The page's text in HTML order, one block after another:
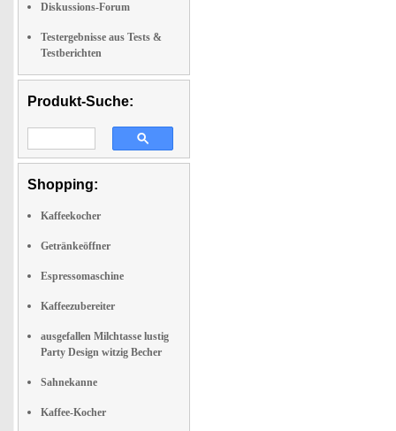
Diskussions-Forum
Testergebnisse aus Tests &
Testberichten
Produkt-Suche:
Shopping:
Kaffeekocher
Getränkeöffner
Espressomaschine
Kaffeezubereiter
ausgefallen Milchtasse lustig
Party Design witzig Becher
Sahnekanne
Kaffee-Kocher